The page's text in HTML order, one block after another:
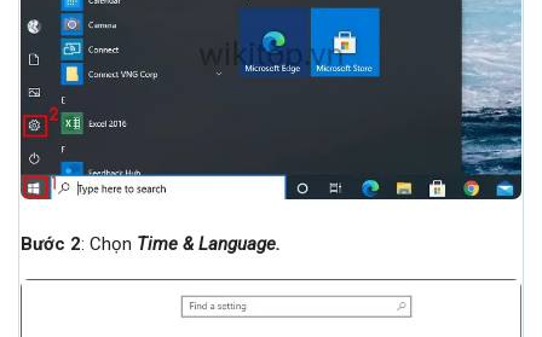
Bước 2: Chọn Time & Language.